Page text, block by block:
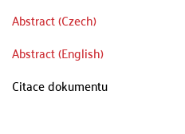
Abstract (Czech)
Abstract (English)
Citace dokumentu